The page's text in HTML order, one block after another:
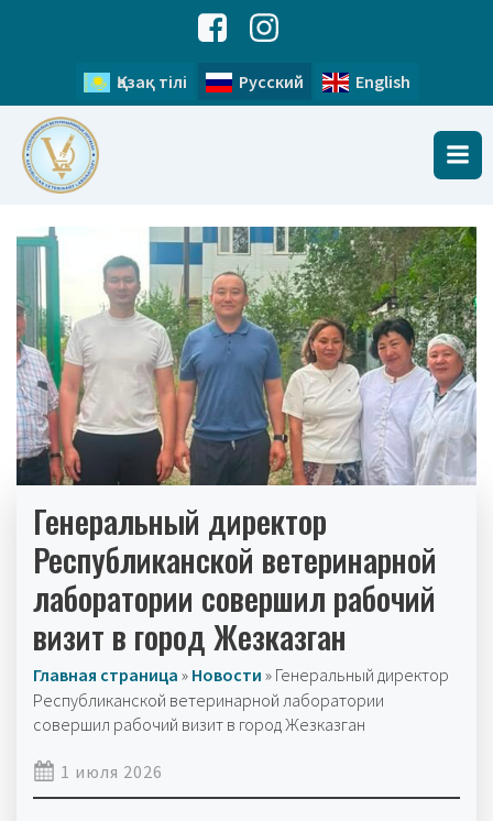
Қазақ тілі Русский English
Генеральный директор
Республиканской ветеринарной
лаборатории совершил рабочий
визит в город Жезказган
Главная страница » Новости » Генеральный директор
Республиканской ветеринарной лаборатории
совершил рабочий визит в город Жезказган
1 июля 2026